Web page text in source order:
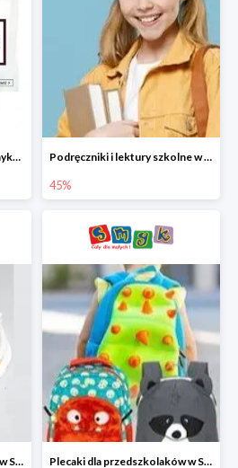
Miracle odzież ciążowa w Smyku co -30% Podręczniki i lektury szkolne w Smyku do -45%
45%
Znane marki w supercenach w Smyku - buty do -40% Plecaki dla przedszkolaków w Smyku do -40%